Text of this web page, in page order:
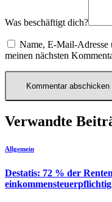
Was beschäftigt dich?
Name, E-Mail-Adresse
meinen nächsten
Verwandte
Allgemein
Destatis: 72 % der
einkommensteuerpflichtig